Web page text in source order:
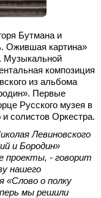
Бутмана и
Ожившая картина»
Музыкальной
композиция
из альбома
Первые
Русского музея в
солистов Оркестра.
Левиновского
и Бородин»
проекты, - говорит
нашего
«Слово о полку
мы решили